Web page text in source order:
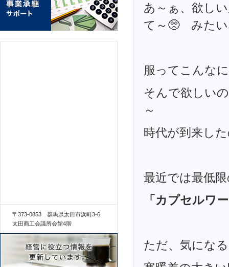
あ～ぁ、欲し
て～🥺 みたい
服ってこんな
そんで欲しい
～
時代が到来し
最近では最低
「カプセルワ
ただ、気にな
〒373-0853 群馬県太田市浜町3-6
太田商工会議所会館4階